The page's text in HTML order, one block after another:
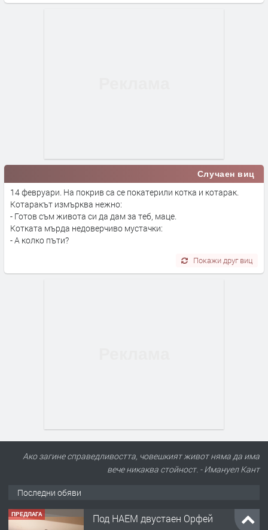
Случаен виц
14 февруари. На покрив са се покатерили котка и котарак.
Котаракът измърква нежно:
- Готов съм живота си да дам за теб, маце.
Котката мърда недоверчиво мустачки:
- А колко пъти?
Покажи друг виц
Ако загине справедливостта, човешкият живот няма да има
вече никаква стойност. - Имануел Кант
Последни обяви
ПРЕДЛАГА Под НАЕМ двустаен Орфей